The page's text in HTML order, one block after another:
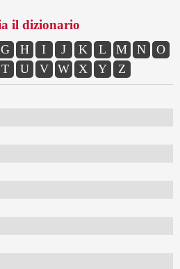
il dizionario
G H I J K L M N
O
T U V W X Y Z